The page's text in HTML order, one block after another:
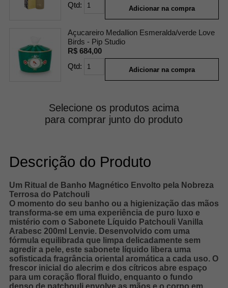
Qtd:
Adicionar na compra
Açucareiro Medallion Esmeralda/verde Love
Birds - Pip Studio
R$ 684,00
Qtd:
Adicionar na compra
Selecione os produtos acima
para comprar junto do produto
Descrição do Produto
Um Ritual de Banho Magnético Envolto pela Nobreza
Terrosa do Patchouli
O momento do seu banho ou a higienização das mãos
transforma-se em uma experiência de puro luxo e
mistério com o Sabonete Líquido Patchouli Vanilla
Arabesc 200ml Lenvie. Desenvolvido com uma
fórmula equilibrada que limpa delicadamente sem
agredir a pele, este sabonete líquido libera uma
sofisticada fragrância oriental aromática a cada uso. O
frescor inicial do alecrim e dos cítricos abre espaço
para um coração floral fluido, enquanto o fundo
denso de patchouli envolve as mãos e o corpo em